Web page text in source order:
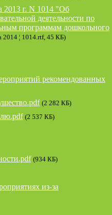
2013 г. N 1014 "Об
деятельности по
программам дошкольного
¦ 1014.rtf, 45 КБ)
рекомендованных
(2 282 КБ)
(2 537 КБ)
(934 КБ)
из-за